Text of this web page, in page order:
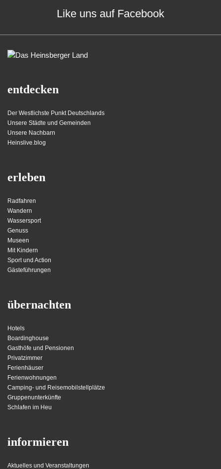
Like uns auf Facebook
entdecken
Der Westlichste Punkt Deutschlands
Unsere Städte und Gemeinden
Unsere Nachbarn
Heinslive.blog
erleben
Radfahren
Wandern
Wassersport
Genuss
Museen
Mit Kindern
Sport und Action
Gästeführungen
übernachten
Hotels
Boardinghouse
Gasthöfe und Pensionen
Privatzimmer
Ferienhäuser
Ferienwohnungen
Camping- und Reisemobilstellplätze
Gruppenunterkünfte
Schlafen im Heu
informieren
Aktuelles und Veranstaltungen